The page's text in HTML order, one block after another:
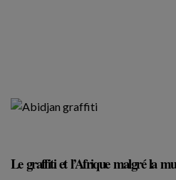
Le graffiti et l’Afrique malgré la